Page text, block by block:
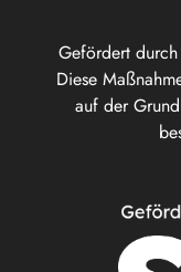
Gefördert durch
Diese
auf der